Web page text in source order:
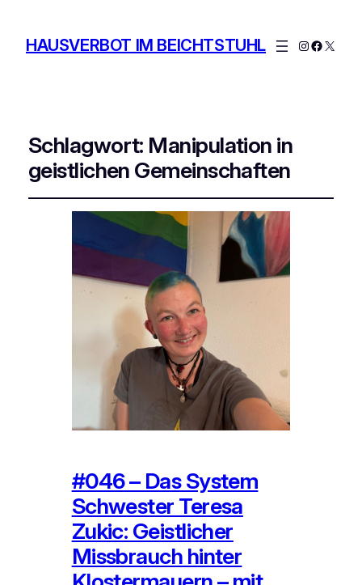
HAUSVERBOT IM BEICHTSTUHL Instagram
X
Schlagwort: Manipulation in
geistlichen Gemeinschaften
#046 – Das System
Schwester Teresa
Zukic: Geistlicher
Missbrauch hinter